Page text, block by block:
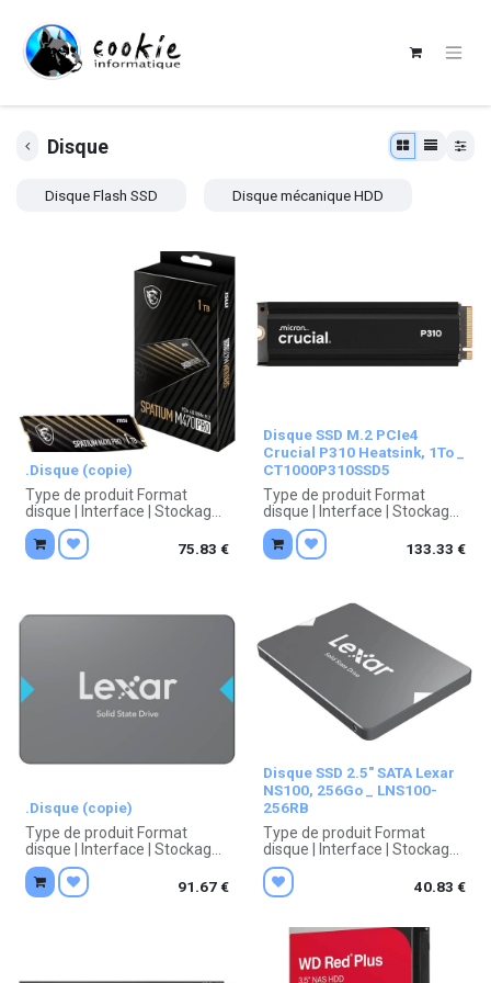
Disque
Disque Flash SSD Disque mécanique HDD
.Disque (copie)
Type de produit Format
disque | Interface | Stockage |
Vitesse de rotation / lecture |
Dimensions, Poids
Garantie 1 an constructeur.
75.83 €
Disque SSD M.2 PCIe4
Crucial P310 Heatsink, 1To _
CT1000P310SSD5
Type de produit Format
disque | Interface | Stockage |
Vitesse de rotation / lecture |
Dimensions, Poids
Garantie 1 an constructeur.
133.33 €
.Disque (copie)
Type de produit Format
disque | Interface | Stockage |
Vitesse de rotation / lecture |
Dimensions, Poids
Garantie 1 an constructeur.
91.67€
Disque SSD 2.5" SATA Lexar
NS100, 256Go _ LNS100-
256RB
Type de produit Format
disque | Interface | Stockage |
Vitesse de rotation / lecture |
Dimensions, Poids
Garantie 1 an constructeur.
40.83 €